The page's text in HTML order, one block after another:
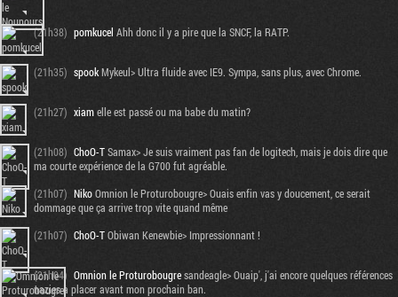
(21h38) pomkucel Ahh donc il y a pire que la SNCF, la RATP.
(21h35) spookMykeul> Ultra fluide avec IE9. Sympa, sans plus, avec Chrome.
(21h27) xiamelle est passé ou ma babe du matin?
(21h08) ChoO-TSamax> Je suis vraiment pas fan de logitech, mais je dois dire que
ma courte expérience de la G700 fut agréable.
(21h07) NikoOmnion le Proturobougre> Ouais enfin vas y doucement, ce serait
dommage que ça arrive trop vite quand même
(21h07) ChoO-TObiwan Kenewbie> Impressionnant !
(21h04) Omnion le Proturobougresandeagle> Ouaip', j'ai encore quelques références
nazies à placer avant mon prochain ban.